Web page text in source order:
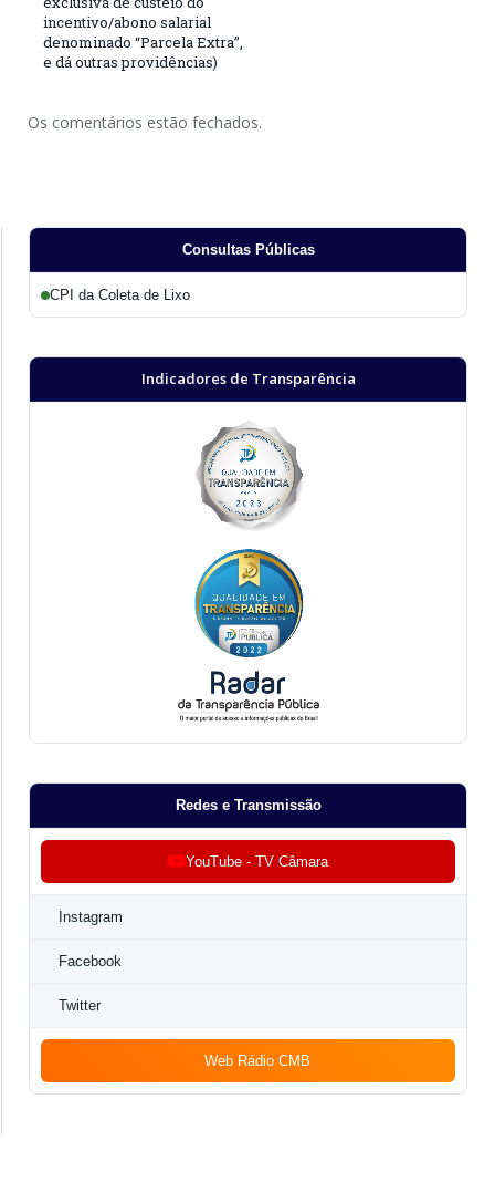
incentivo/abono salarial
denominado “Parcela Extra”,
e dá outras providências)
Os comentários estão fechados.
Consultas Públicas
CPI da Coleta de Lixo
Indicadores de Transparência
Redes e Transmissão
YouTube - TV Câmara
Instagram
Facebook
Twitter
Web Rádio CMB